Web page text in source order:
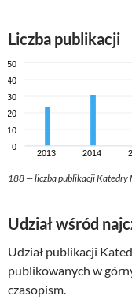
Liczba publikacji
188 — liczba publikacji Katedry
Udział wśród
Udział publikacji
publikowanych w
czasopism.